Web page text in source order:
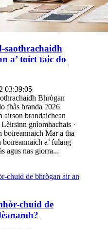
saothrachaidh
a’ toirt taic do
03:39:05
Bhrògan
fhàs branda 2026
airson brandaichean
gnìomhachais ·
boireannaich Mar a tha
a’ fulang
agus nas giorra...
chuid de